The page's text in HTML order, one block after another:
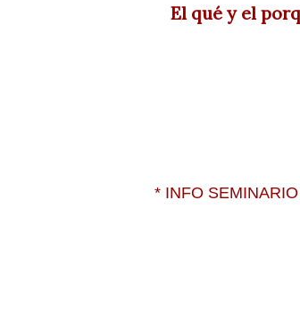
El qué y el
* INFO